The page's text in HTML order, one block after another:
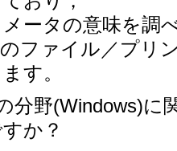
ータの意味を調
ファイル／プリ
す。
分野(Windows)に
か？